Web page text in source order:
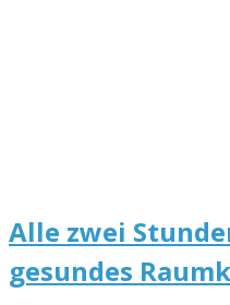
Alle zwei
gesundes